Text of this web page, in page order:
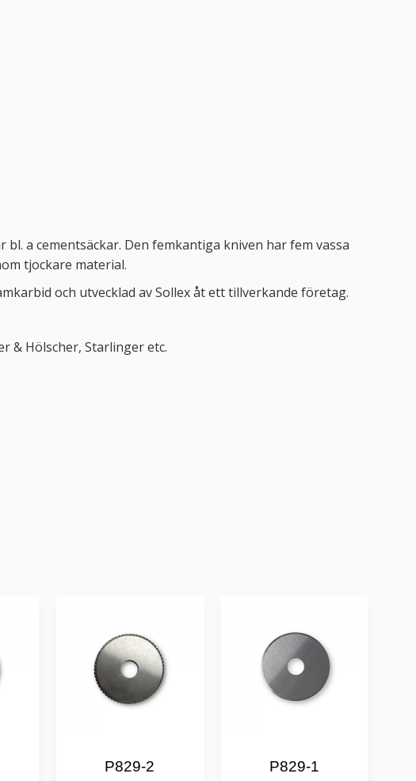
a cementsäckar. Den femkantiga kniven har fem vassa
tjockare material.
och utvecklad av Sollex åt ett tillverkande företag.
& Hölscher, Starlinger etc.
P829-2 P829-1